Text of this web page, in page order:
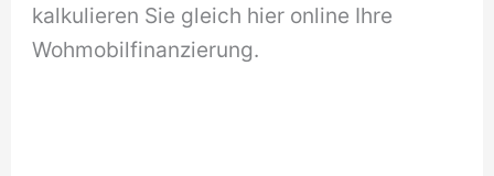
kalkulieren Sie gleich hier online Ihre
Wohmobilfinanzierung.